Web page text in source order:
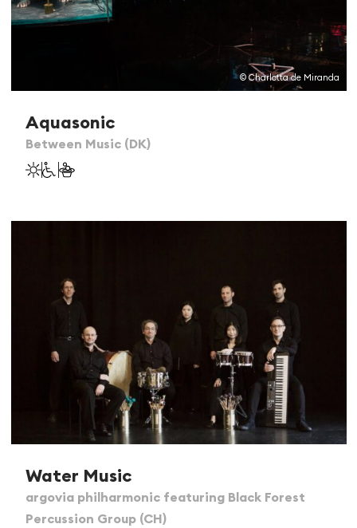
© Charlotta de Miranda
Aquasonic
Between Music (DK)
Water Music
argovia philharmonic featuring Black Forest
Percussion Group (CH)